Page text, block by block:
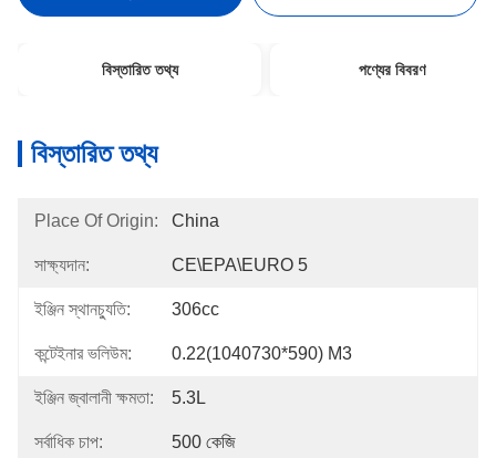
বিস্তারিত তথ্য পণ্যের বিবরণ
বিস্তারিত তথ্য
Place Of Origin: China
সাক্ষ্যদান: CE\EPA\EURO 5
ইঞ্জিন স্থানচ্যুতি: 306cc
কন্টেইনার ভলিউম: 0.22(1040730*590) M3
ইঞ্জিন জ্বালানী ক্ষমতা: 5.3L
সর্বাধিক চাপ: 500 কেজি